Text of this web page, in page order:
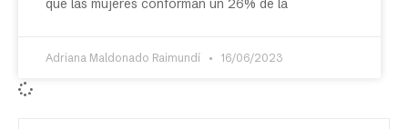
que las mujeres conforman un 26% de la
Adriana Maldonado Raimundí 16/06/2023